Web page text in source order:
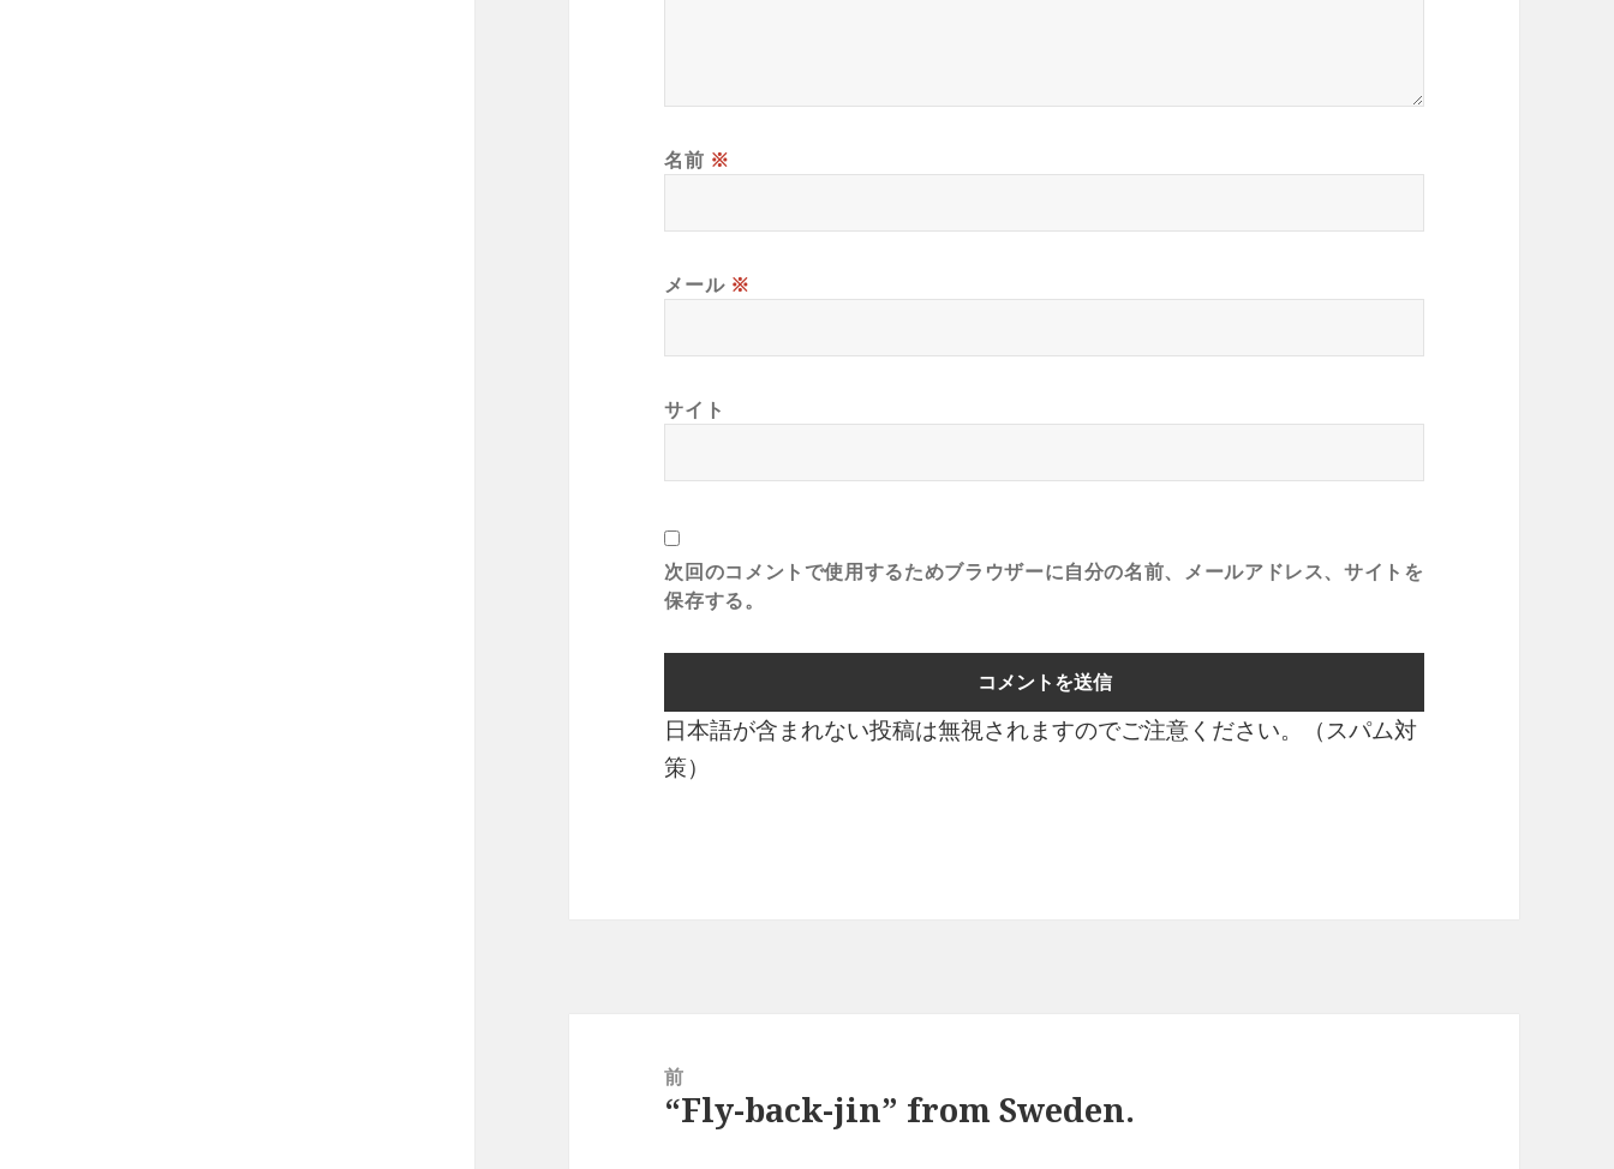
名前 ※
メール ※
サイト
次回のコメントで使用するためブラウザーに自分の名前、メールアドレス、サイトを
保存する。
日本語が含まれない投稿は無視されますのでご注意ください。（スパム対
策）
前
前
“Fly-back-jin” from Sweden.